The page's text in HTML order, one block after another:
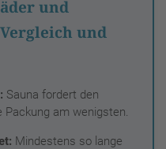
und
und
Sauna fordert den
am wenigsten.
Mindestens so lange